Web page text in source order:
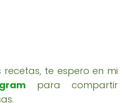
recetas, te espero en mi
para compartir